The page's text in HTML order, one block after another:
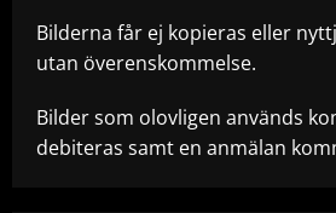
Bilderna får ej kopieras eller
utan överenskommelse.
Bilder som olovligen används
debiteras samt en anmälan